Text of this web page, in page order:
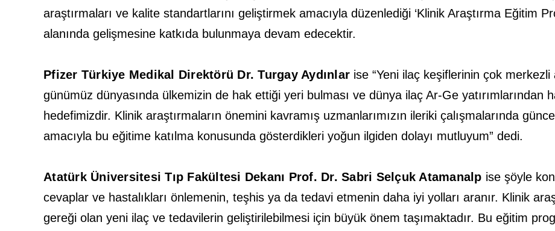
araştırmaları ve kalite standartlarını geliştirmek amacıyla düzenlediği ‘Klinik Araştırma Eğitim
alanında gelişmesine katkıda bulunmaya devam edecektir.
Pfizer Türkiye Medikal Direktörü Dr. Turgay Aydınlar ise “Yeni ilaç keşiflerinin çok
günümüz dünyasında ülkemizin de hak ettiği yeri bulması ve dünya ilaç Ar-Ge yatırımlarından
hedefimizdir. Klinik araştırmaların önemini kavramış uzmanlarımızın ileriki çalışmalarında
amacıyla bu eğitime katılma konusunda gösterdikleri yoğun ilgiden dolayı mutluyum” dedi.
Atatürk Üniversitesi Tıp Fakültesi Dekanı Prof. Dr. Sabri Selçuk Atamanalp ise şöyle
cevaplar ve hastalıkları önlemenin, teşhis ya da tedavi etmenin daha iyi yolları aranır. Klinik
gereği olan yeni ilaç ve tedavilerin geliştirilebilmesi için büyük önem taşımaktadır. Bu eğitim